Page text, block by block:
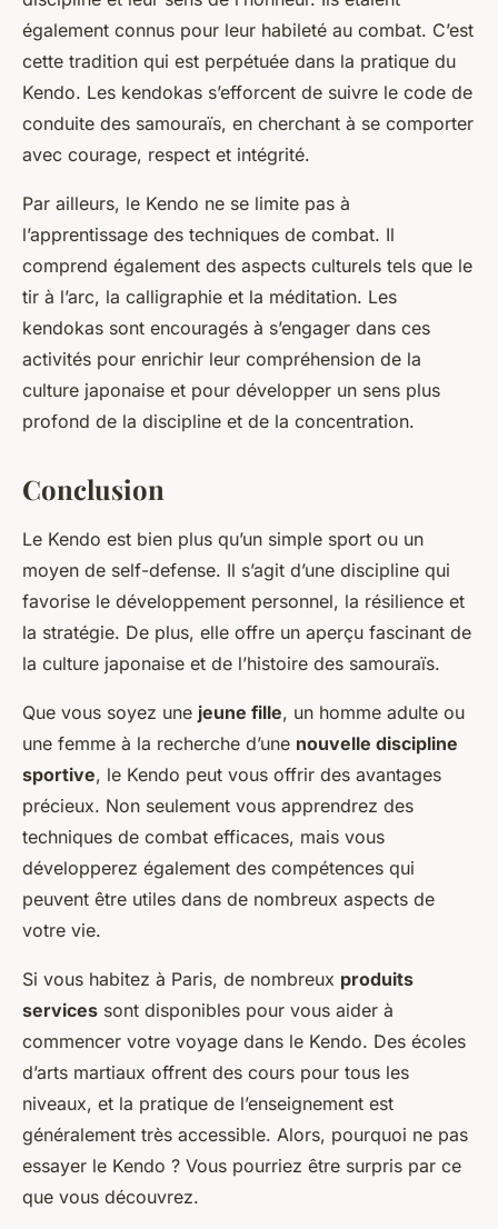
également connus pour leur habileté au combat. C’est
cette tradition qui est perpétuée dans la pratique du
Kendo. Les kendokas s’efforcent de suivre le code de
conduite des samouraïs, en cherchant à se comporter
avec courage, respect et intégrité.
Par ailleurs, le Kendo ne se limite pas à
l’apprentissage des techniques de combat. Il
comprend également des aspects culturels tels que le
tir à l’arc, la calligraphie et la méditation. Les
kendokas sont encouragés à s’engager dans ces
activités pour enrichir leur compréhension de la
culture japonaise et pour développer un sens plus
profond de la discipline et de la concentration.
Conclusion
Le Kendo est bien plus qu’un simple sport ou un
moyen de self-defense. Il s’agit d’une discipline qui
favorise le développement personnel, la résilience et
la stratégie. De plus, elle offre un aperçu fascinant de
la culture japonaise et de l’histoire des samouraïs.
Que vous soyez une jeune fille, un homme adulte ou
une femme à la recherche d’une nouvelle discipline
sportive, le Kendo peut vous offrir des avantages
précieux. Non seulement vous apprendrez des
techniques de combat efficaces, mais vous
développerez également des compétences qui
peuvent être utiles dans de nombreux aspects de
votre vie.
Si vous habitez à Paris, de nombreux produits
services sont disponibles pour vous aider à
commencer votre voyage dans le Kendo. Des écoles
d’arts martiaux offrent des cours pour tous les
niveaux, et la pratique de l’enseignement est
généralement très accessible. Alors, pourquoi ne pas
essayer le Kendo ? Vous pourriez être surpris par ce
que vous découvrez.